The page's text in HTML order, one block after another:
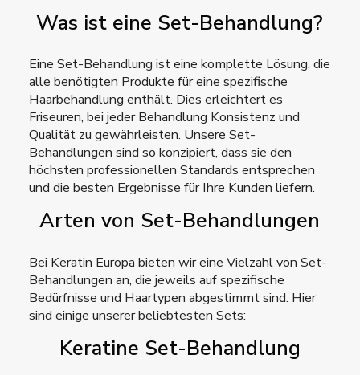
Was ist eine Set-Behandlung?
Eine Set-Behandlung ist eine komplette Lösung, die
alle benötigten Produkte für eine spezifische
Haarbehandlung enthält. Dies erleichtert es
Friseuren, bei jeder Behandlung Konsistenz und
Qualität zu gewährleisten. Unsere Set-
Behandlungen sind so konzipiert, dass sie den
höchsten professionellen Standards entsprechen
und die besten Ergebnisse für Ihre Kunden liefern.
Arten von Set-Behandlungen
Bei Keratin Europa bieten wir eine Vielzahl von Set-
Behandlungen an, die jeweils auf spezifische
Bedürfnisse und Haartypen abgestimmt sind. Hier
sind einige unserer beliebtesten Sets:
Keratine Set-Behandlung